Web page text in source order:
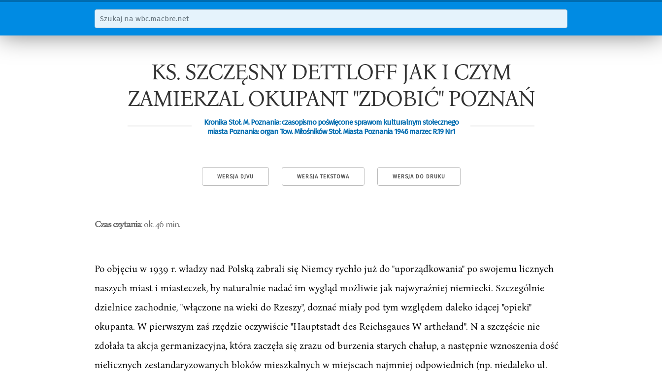
KS. SZCZĘSNY DETTLOFF JAK I CZYM
ZAMIERZAL OKUPANT "ZDOBIĆ" POZNAŃ
Kronika Stoł. M. Poznania: czasopismo poświęcone sprawom kulturalnym stołecznego
miasta Poznania: organ Tow. Miłośników Stoł. Miasta Poznania 1946 marzec R.19 Nr1
WERSJA DJVU WERSJA TEKSTOWA WERSJA DO DRUKU
Czas czytania: ok. 46 min.
Po objęciu w 1939 r. władzy nad Polską zabrali się Niemcy rychło już do "uporządkowania" po swojemu licznych
naszych miast i miasteczek, by naturalnie nadać im wygląd możliwie jak najwyraźniej niemiecki. Szczególnie
dzielnice zachodnie, "włączone na wieki do Rzeszy", doznać miały pod tym względem daleko idącej "opieki"
okupanta. W pierwszym zaś rzędzie oczywiście "Hauptstadt des Reichsgaues W arthełand". N a szczęście nie
zdołała ta akcja germanizacyjna, która zaczęła się zrazu od burzenia starych chałup, a następnie wznoszenia dość
nielicznych zestandaryzowanych bloków mieszkalnych w miejscach najmniej odpowiednich (np. niedaleko ul.